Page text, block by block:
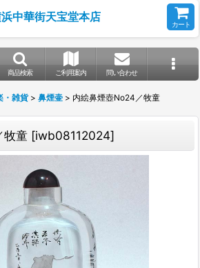
中華街天宝堂本店
カート
商品検索 ご利用案内 問い合わせ
・雑貨 > 鼻煙壷 > 内絵鼻煙壺No24／牧童
牧童 [iwb08112024]